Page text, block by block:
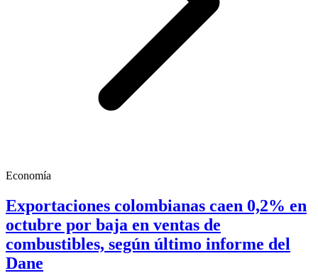
Economía
Exportaciones colombianas caen 0,2% en
octubre por baja en ventas de
combustibles, según último informe del
Dane